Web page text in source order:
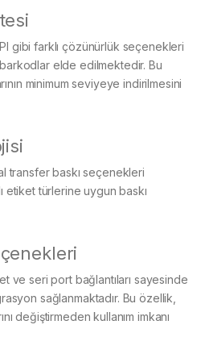
gibi farklı çözünürlük seçenekleri
elde edilmektedir. Bu
minimum seviyeye indirilmesini
transfer baskı seçenekleri
etiket türlerine uygun baskı
ve seri port bağlantıları sayesinde
sağlanmaktadır. Bu özellik,
değiştirmeden kullanım imkanı